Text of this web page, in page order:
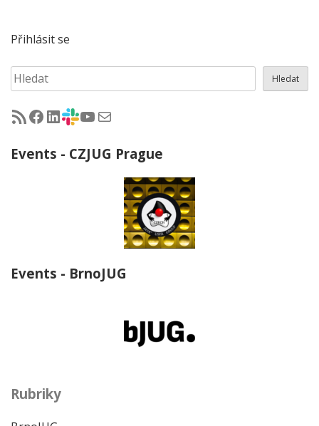
Přihlásit se
Hledat Hledat
RSS - články na jug.cz
Facebook skupina Czech Java User Group
LinkedIn skupina Czech Java User Group
CZJUG Slack fórum
CZJUG YouTube kanálCZJUG email
Events - CZJUG Prague
Events - BrnoJUG
Rubriky